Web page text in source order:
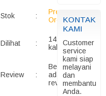
Stok :
Pre
Order
Dilihat :
144
kali
Review :
Belum
ada
review
KONTAK
KAMI
Customer
service
kami siap
melayani
dan
membantu
Anda.